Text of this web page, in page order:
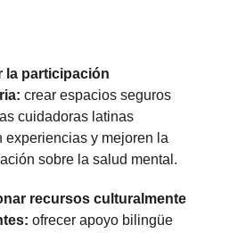
la participación
crear espacios seguros
cuidadoras latinas
experiencias y mejoren la
sobre la salud mental.
recursos culturalmente
ofrecer apoyo bilingüe